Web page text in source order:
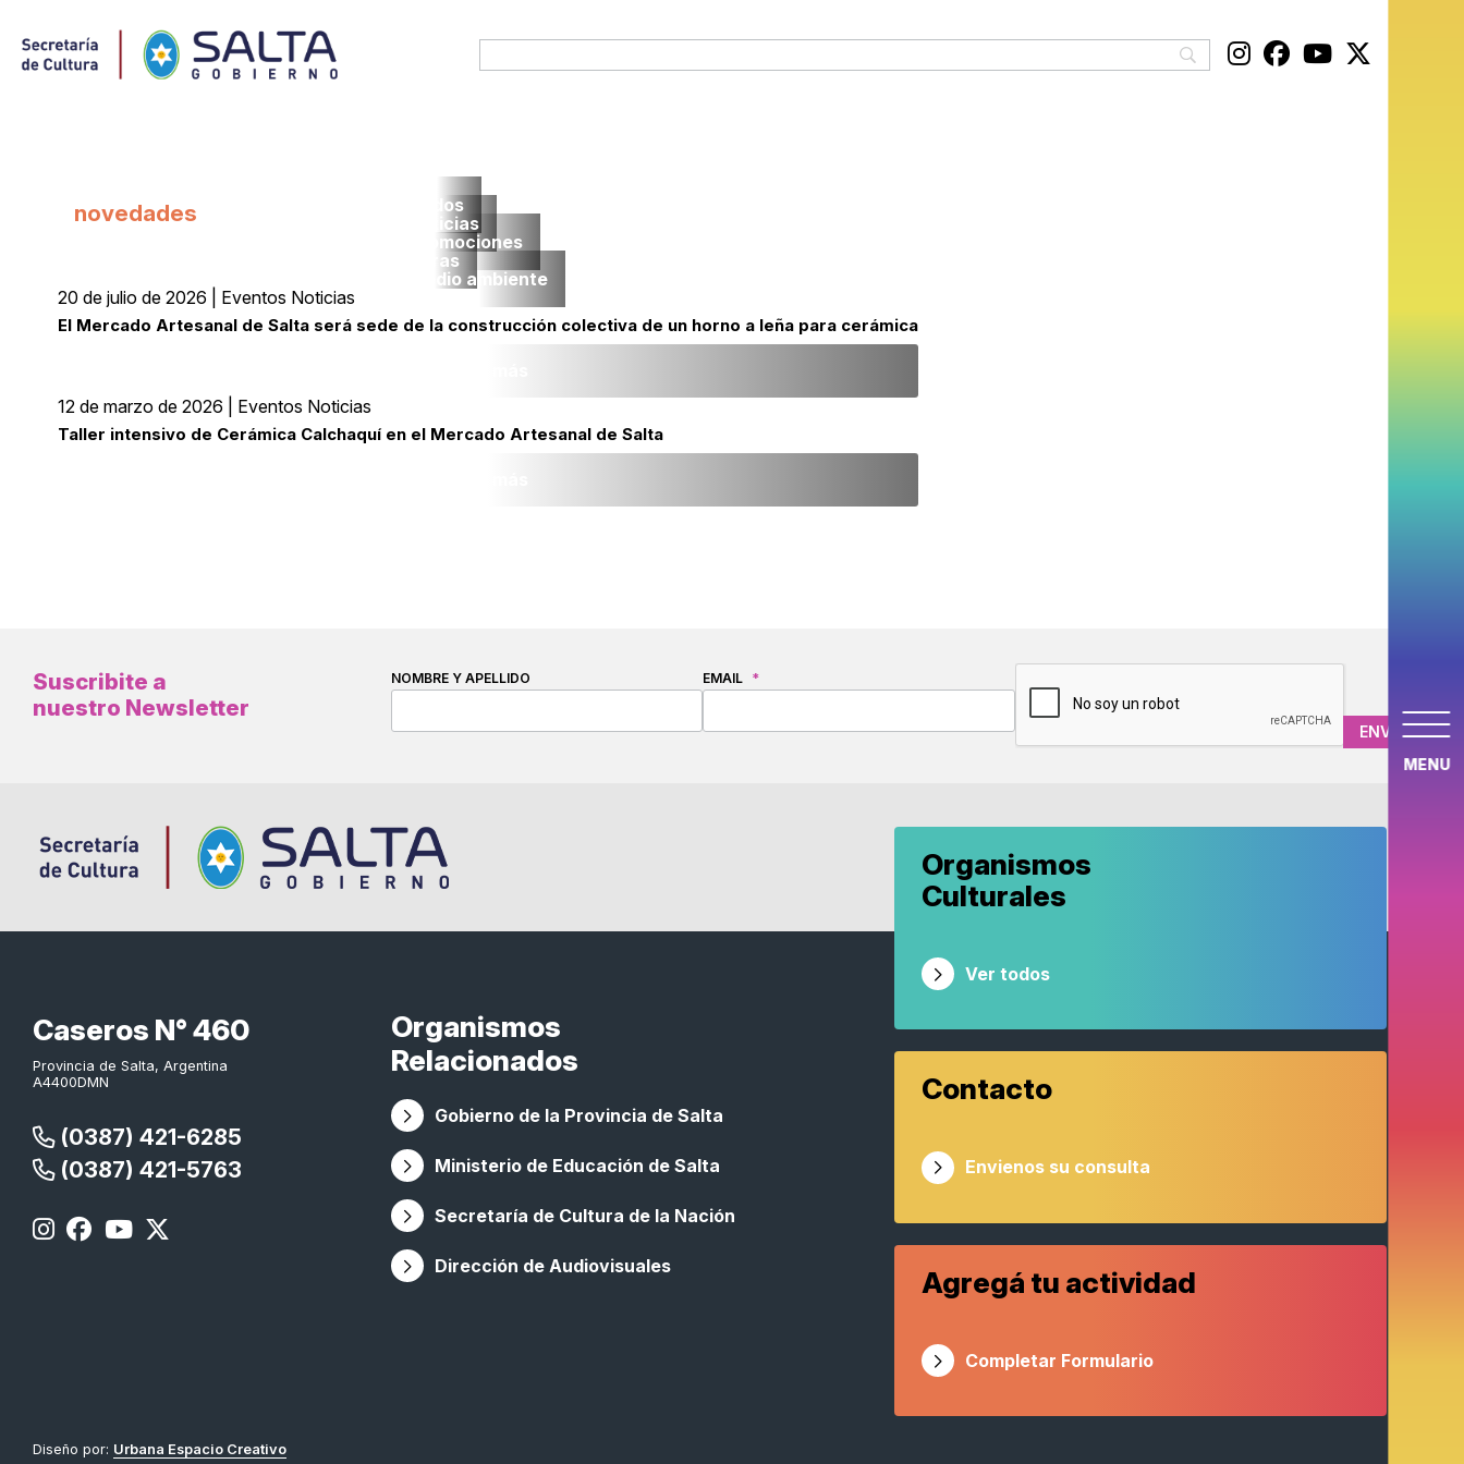
MENU
novedades
Todos
noticias
promociones
obras
medio ambiente
20 de julio de 2026 | Eventos Noticias
El Mercado Artesanal de Salta será sede de la construcción colectiva de un horno a leña para cerámica
12 de marzo de 2026 | Eventos Noticias
Taller intensivo de Cerámica Calchaquí en el Mercado Artesanal de Salta
Suscribite a
nuestro Newsletter
NOMBRE Y APELLIDO EMAIL *
Caseros N° 460
Provincia de Salta, Argentina
A4400DMN
(0387) 421-6285
(0387) 421-5763
Organismos
Relacionados
Gobierno de la Provincia de Salta
Ministerio de Educación de Salta
Secretaría de Cultura de la Nación
Dirección de Audiovisuales
Organismos
Culturales
Ver todos
Contacto
Envienos su consulta
Agregá tu actividad
Completar Formulario
Diseño por: Urbana Espacio Creativo